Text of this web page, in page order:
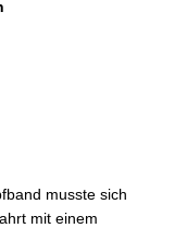
musste sich
mit einem